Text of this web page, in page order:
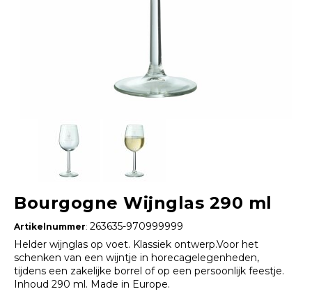
Bourgogne Wijnglas 290 ml
Artikelnummer:263635-970999999
Helder wijnglas op voet. Klassiek ontwerp.Voor het
schenken van een wijntje in horecagelegenheden,
tijdens een zakelijke borrel of op een persoonlijk feestje.
Inhoud 290 ml. Made in Europe.